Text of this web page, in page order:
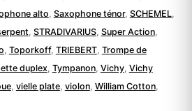
alto Saxophone ténor, SCHEMEL
STRADIVARIUS, Super Action,
Toporkoff, TRIEBERT, Trompe de
duplex, Tympanon, Vichy, Vichy
, vielle plate, violon, William Cotton,